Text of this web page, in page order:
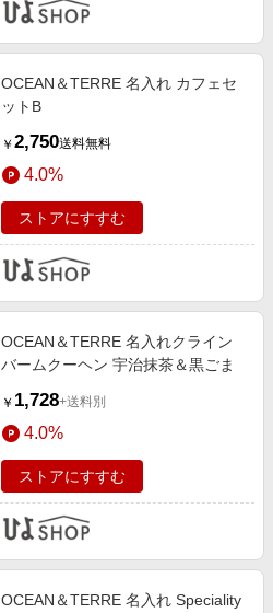
OCEAN＆TERRE 名入れ カフェセ
ットB
￥ 2,750送料無料
4.0%
ストアにすすむ
OCEAN＆TERRE 名入れクライン
バームクーヘン 宇治抹茶＆黒ごま
￥ 1,728+送料別
4.0%
ストアにすすむ
OCEAN＆TERRE 名入れ Speciality